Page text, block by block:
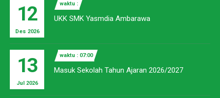
12
Des 2026
waktu :
UKK SMK Yasmdia Ambarawa
13
Jul 2026
waktu : 07:00
Masuk Sekolah Tahun Ajaran 2026/2027